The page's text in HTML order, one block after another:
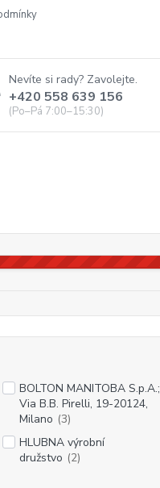
Nevíte si rady? Zavolejte.
+420 558 639 156
(Po–Pá 7:00–15:30)
BOLTON MANITOBA S.p.A.;
Via B.B. Pirelli, 19-20124,
Milano (3)
HLUBNA výrobní
družstvo (2)